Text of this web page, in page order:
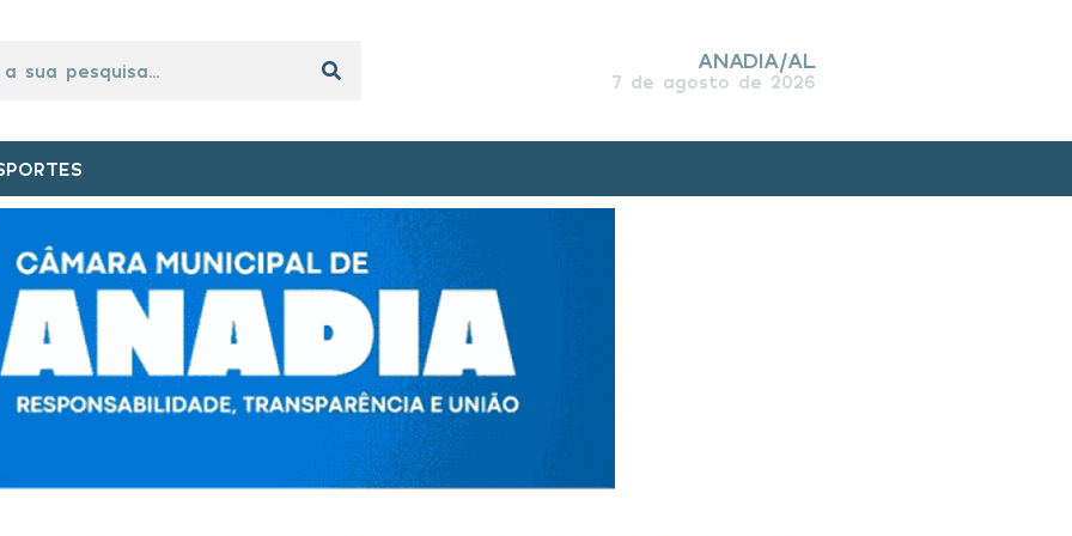
ANADIA/AL
7 de agosto de 2026